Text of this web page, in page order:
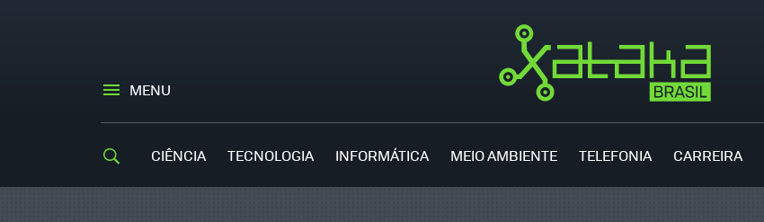
MENU
CIÊNCIA TECNOLOGIA INFORMÁTICA MEIO AMBIENTE TELEFONIA CARREIRA